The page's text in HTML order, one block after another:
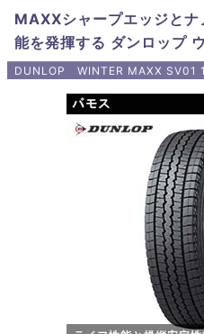
MAXXシャープエッジと
能を発揮する ダンロップ
DUNLOP WINTER MAXX SV01